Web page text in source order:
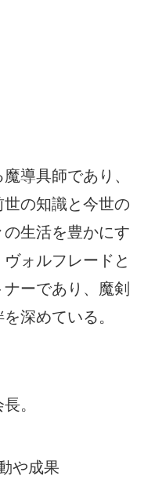
導具師であり、
の知識と今世の
生活を豊かにす
ォルフレードと
ーであり、魔剣
深めている。
。
や成果